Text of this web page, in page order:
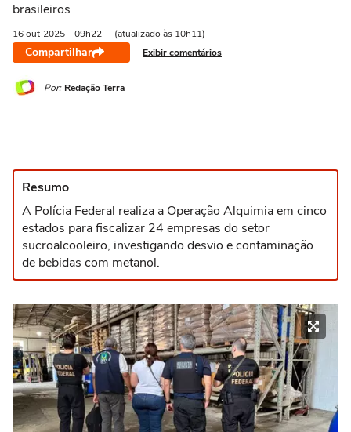
brasileiros
16 out 2025 - 09h22 (atualizado às 10h11)
Compartilhar Exibir comentários
Por: Redação Terra
Resumo
A Polícia Federal realiza a Operação Alquimia em cinco
estados para fiscalizar 24 empresas do setor
sucroalcooleiro, investigando desvio e contaminação
de bebidas com metanol.